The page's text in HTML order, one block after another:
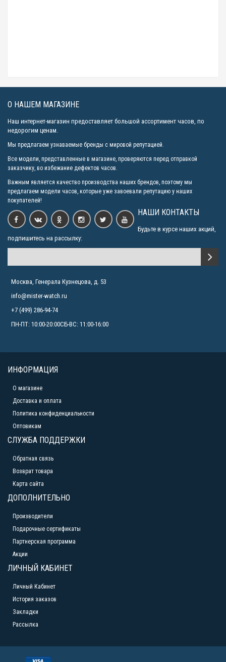
Casio SHEEN SHE-3046GLP-7A
7990р.
О НАШЕМ МАГАЗИНЕ
Наш интернет-магазин предоставляет большой ассортимент часов, по
недорогим ценам.
Мы предлагаем узнаваемые бренды с мировой репутацией.
Все модели, представленные в магазине, проверяются перед отправкой
заказчику, во избежание дефектов часов.
Важным является качество производства наших брендов, поэтому мы
предлагаем модели часов, которые уже завоевали репутацию у наших
покупателей!
НАШИ КОНТАКТЫ
Будьте в курсе наших акций,
подпишитесь на рассылку:
Москва, Генерала Кузнецова, д. 53
info@mister-watch.ru
+7 (499) 286-94-74
ПН-ПТ: 10:00-20:00СБ-ВС: 11:00-16:00
ИНФОРМАЦИЯ
О магазине
Доставка и оплата
Политика конфиденциальности
Оптовикам
СЛУЖБА ПОДДЕРЖКИ
Обратная связь
Возврат товара
Карта сайта
ДОПОЛНИТЕЛЬНО
Производители
Подарочные сертификаты
Партнерская программа
Акции
ЛИЧНЫЙ КАБИНЕТ
Личный Кабинет
История заказов
Закладки
Рассылка